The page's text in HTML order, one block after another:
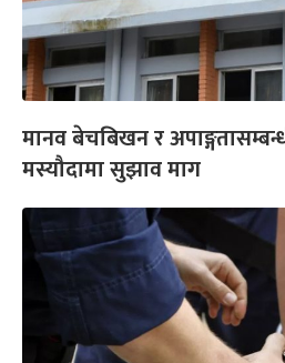
मानव बेचबिखन र
मस्यौदामा सुझाव माग